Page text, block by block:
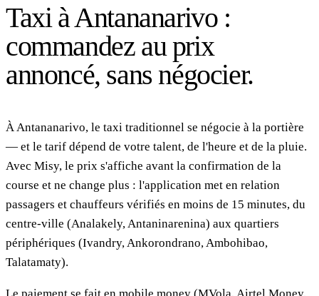
Taxi à Antananarivo :
commandez au prix
annoncé, sans négocier.
À Antananarivo, le taxi traditionnel se négocie à la portière
— et le tarif dépend de votre talent, de l'heure et de la pluie.
Avec Misy, le prix s'affiche avant la confirmation de la
course et ne change plus : l'application met en relation
passagers et chauffeurs vérifiés en moins de 15 minutes, du
centre-ville (Analakely, Antaninarenina) aux quartiers
périphériques (Ivandry, Ankorondrano, Ambohibao,
Talatamaty).